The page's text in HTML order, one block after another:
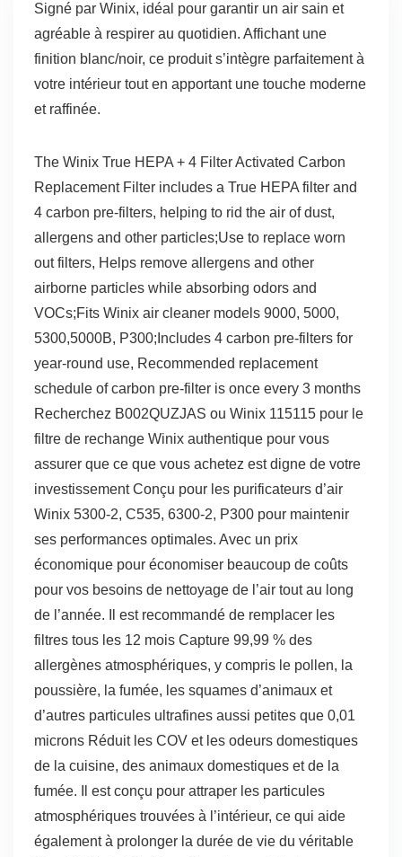
Signé par Winix, idéal pour garantir un air sain et
agréable à respirer au quotidien. Affichant une
finition blanc/noir, ce produit s’intègre parfaitement à
votre intérieur tout en apportant une touche moderne
et raffinée.
The Winix True HEPA + 4 Filter Activated Carbon
Replacement Filter includes a True HEPA filter and
4 carbon pre-filters, helping to rid the air of dust,
allergens and other particles;Use to replace worn
out filters, Helps remove allergens and other
airborne particles while absorbing odors and
VOCs;Fits Winix air cleaner models 9000, 5000,
5300,5000B, P300;Includes 4 carbon pre-filters for
year-round use, Recommended replacement
schedule of carbon pre-filter is once every 3 months
Recherchez B002QUZJAS ou Winix 115115 pour le
filtre de rechange Winix authentique pour vous
assurer que ce que vous achetez est digne de votre
investissement Conçu pour les purificateurs d’air
Winix 5300-2, C535, 6300-2, P300 pour maintenir
ses performances optimales. Avec un prix
économique pour économiser beaucoup de coûts
pour vos besoins de nettoyage de l’air tout au long
de l’année. Il est recommandé de remplacer les
filtres tous les 12 mois Capture 99,99 % des
allergènes atmosphériques, y compris le pollen, la
poussière, la fumée, les squames d’animaux et
d’autres particules ultrafines aussi petites que 0,01
microns Réduit les COV et les odeurs domestiques
de la cuisine, des animaux domestiques et de la
fumée. Il est conçu pour attraper les particules
atmosphériques trouvées à l’intérieur, ce qui aide
également à prolonger la durée de vie du véritable